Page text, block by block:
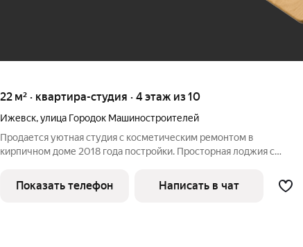
22 м² · квартира-студия · 4 этаж из 10
Ижевск,улица Городок Машиностроителей
Продается уютная студия с косметическим ремонтом в
кирпичном доме 2018 года постройки. Просторная лоджия с
площадки. В квартире совмещенный санузел с современной
сантехникой. На кухне
Показать телефон Написать в чат